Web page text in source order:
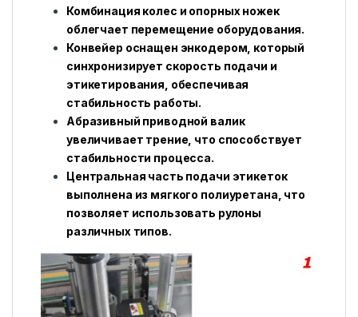
Комбинация колес и опорных ножек
облегчает перемещение оборудования.
Конвейер оснащен энкодером, который
синхронизирует скорость подачи и
этикетирования, обеспечивая
стабильность работы.
Абразивный приводной валик
увеличивает трение, что способствует
стабильности процесса.
Центральная часть подачи этикеток
выполнена из мягкого полиуретана, что
позволяет использовать рулоны
различных типов.